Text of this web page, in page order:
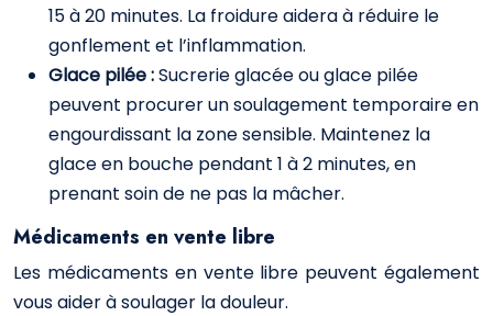
15 à 20 minutes. La froidure aidera à réduire le
gonflement et l’inflammation.
Glace pilée :Sucrerie glacée ou glace pilée
peuvent procurer un soulagement temporaire en
engourdissant la zone sensible. Maintenez la
glace en bouche pendant 1 à 2 minutes, en
prenant soin de ne pas la mâcher.
Médicaments en vente libre
Les médicaments en vente libre peuvent également
vous aider à soulager la douleur.